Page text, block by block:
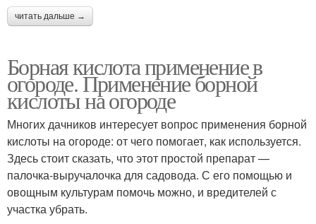
читать дальше →
Борная кислота применение в
огороде. Применение борной
кислоты на огороде
Многих дачников интересует вопрос применения борной
кислоты на огороде: от чего помогает, как используется.
Здесь стоит сказать, что этот простой препарат —
палочка-выручалочка для садовода. С его помощью и
овощным культурам помочь можно, и вредителей с
участка убрать.